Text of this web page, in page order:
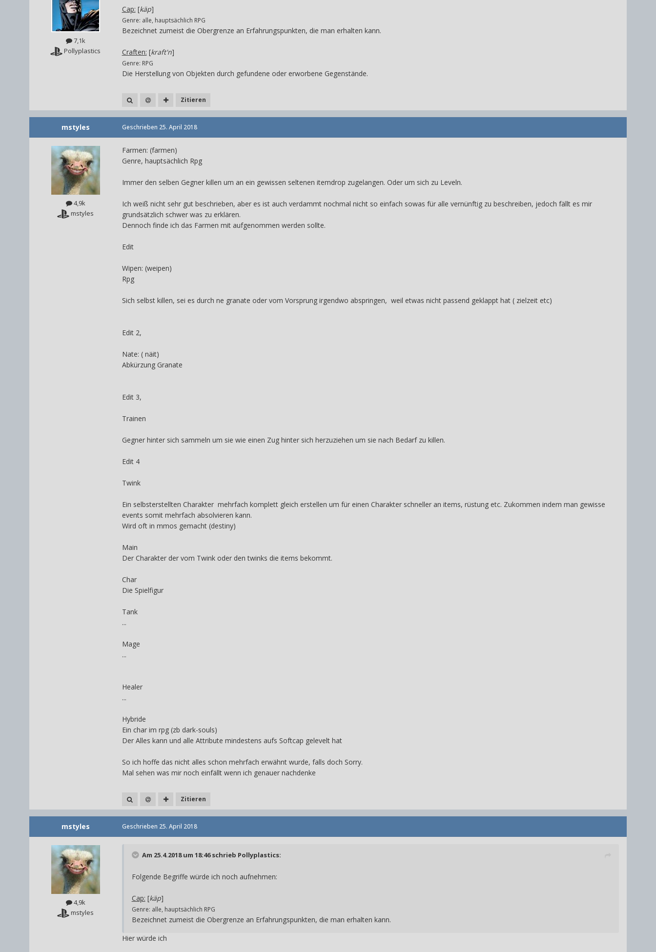
7,1k
Pollyplastics
Cap: [käp]
Genre: alle, hauptsächlich RPG
Bezeichnet zumeist die Obergrenze an Erfahrungspunkten, die man erhalten kann.
Craften: [kraft'n]
Genre: RPG
Die Herstellung von Objekten durch gefundene oder erworbene Gegenstände.
Zitieren
mstyles
4,9k
mstyles
Geschrieben 25. April 2018
Farmen: (farmen)
Genre, hauptsächlich Rpg
Immer den selben Gegner killen um an ein gewissen seltenen itemdrop zugelangen. Oder um sich zu Leveln.
Ich weiß nicht sehr gut beschrieben, aber es ist auch verdammt nochmal nicht so einfach sowas für alle vernünftig zu beschreiben, jedoch fällt es mir
grundsätzlich schwer was zu erklären.
Dennoch finde ich das Farmen mit aufgenommen werden sollte.
Edit
Wipen: (weipen)
Rpg
Sich selbst killen, sei es durch ne granate oder vom Vorsprung irgendwo abspringen, weil etwas nicht passend geklappt hat ( zielzeit etc)
Edit 2,
Nate: ( näit)
Abkürzung Granate
Edit 3,
Trainen
Gegner hinter sich sammeln um sie wie einen Zug hinter sich herzuziehen um sie nach Bedarf zu killen.
Edit 4
Twink
Ein selbsterstellten Charakter mehrfach komplett gleich erstellen um für einen Charakter schneller an items, rüstung etc. Zukommen indem man gewisse
events somit mehrfach absolvieren kann.
Wird oft in mmos gemacht (destiny)
Main
Der Charakter der vom Twink oder den twinks die items bekommt.
Char
Die Spielfigur
Tank
...
Mage
...
Healer
...
Hybride
Ein char im rpg (zb dark-souls)
Der Alles kann und alle Attribute mindestens aufs Softcap gelevelt hat
So ich hoffe das nicht alles schon mehrfach erwähnt wurde, falls doch Sorry.
Mal sehen was mir noch einfällt wenn ich genauer nachdenke
Zitieren
mstyles
4,9k
mstyles
Geschrieben 25. April 2018
Am 25.4.2018 um 18:46 schrieb Pollyplastics:
Folgende Begriffe würde ich noch aufnehmen:
Cap: [käp]
Genre: alle, hauptsächlich RPG
Bezeichnet zumeist die Obergrenze an Erfahrungspunkten, die man erhalten kann.
Hier würde ich